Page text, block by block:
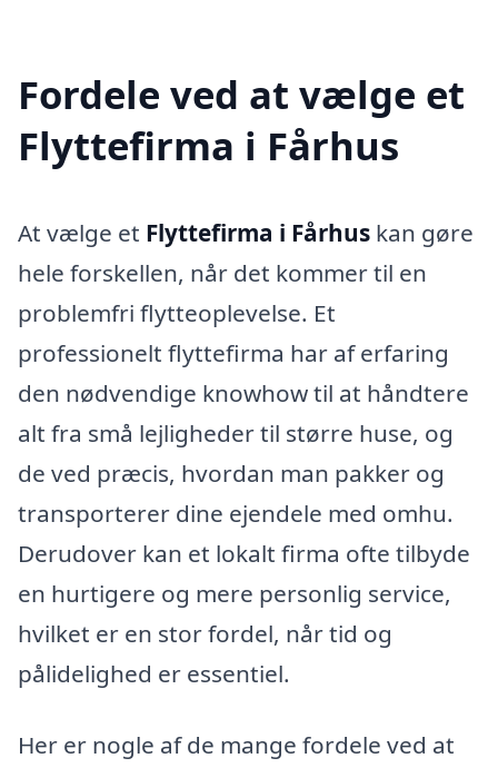
Fordele ved at vælge et
Flyttefirma i Fårhus
At vælge et Flyttefirma i Fårhus kan gøre
hele forskellen, når det kommer til en
problemfri flytteoplevelse. Et
professionelt flyttefirma har af erfaring
den nødvendige knowhow til at håndtere
alt fra små lejligheder til større huse, og
de ved præcis, hvordan man pakker og
transporterer dine ejendele med omhu.
Derudover kan et lokalt firma ofte tilbyde
en hurtigere og mere personlig service,
hvilket er en stor fordel, når tid og
pålidelighed er essentiel.
Her er nogle af de mange fordele ved at